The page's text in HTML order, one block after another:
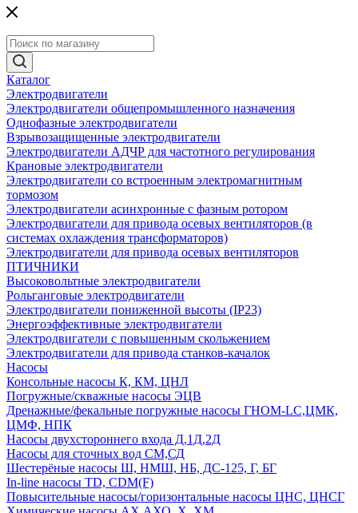
Каталог
Электродвигатели
Электродвигатели общепромышленного назначения
Однофазные электродвигатели
Взрывозащищенные электродвигатели
Электродвигатели АДЧР для частотного регулирования
Крановые электродвигатели
Электродвигатели со встроенным электромагнитным
тормозом
Электродвигатели асинхронные с фазным ротором
Электродвигатели для привода осевых вентиляторов (в
системах охлаждения трансформаторов)
Электродвигатели для привода осевых вентиляторов
ПТИЧНИКИ
Высоковольтные электродвигатели
Рольганговые электродвигатели
Электродвигатели пониженной высоты (IP23)
Энергоэффективные электродвигатели
Электродвигатели с повышенным скольжением
Электродвигатели для привода станков-качалок
Насосы
Консольные насосы К, КМ, ЦНЛ
Погружные/скважные насосы ЭЦВ
Дренажные/фекальные погружные насосы ГНОМ-LC,ЦМК,
ЦМФ, НПК
Насосы двухстороннего входа Д,1Д,2Д
Насосы для сточных вод СМ,СД
Шестерёные насосы Ш, НМШ, НБ, ДС-125, Г, БГ
In-line насосы TD, CDM(F)
Повысительные насосы/горизонтальные насосы ЦНС, ЦНСГ